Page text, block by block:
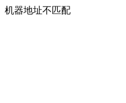
机器地址不匹配